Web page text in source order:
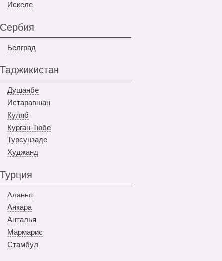
Искеле
Сербия
Белград
Таджикистан
Душанбе
Истаравшан
Куляб
Курган-Тюбе
Турсунзаде
Худжанд
Турция
Аланья
Анкара
Анталья
Мармарис
Стамбул